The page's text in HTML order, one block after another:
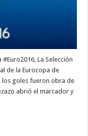
#Euro2016, La Selección
de la Eurocopa de
los goles fueron obra de
abrió el marcador y